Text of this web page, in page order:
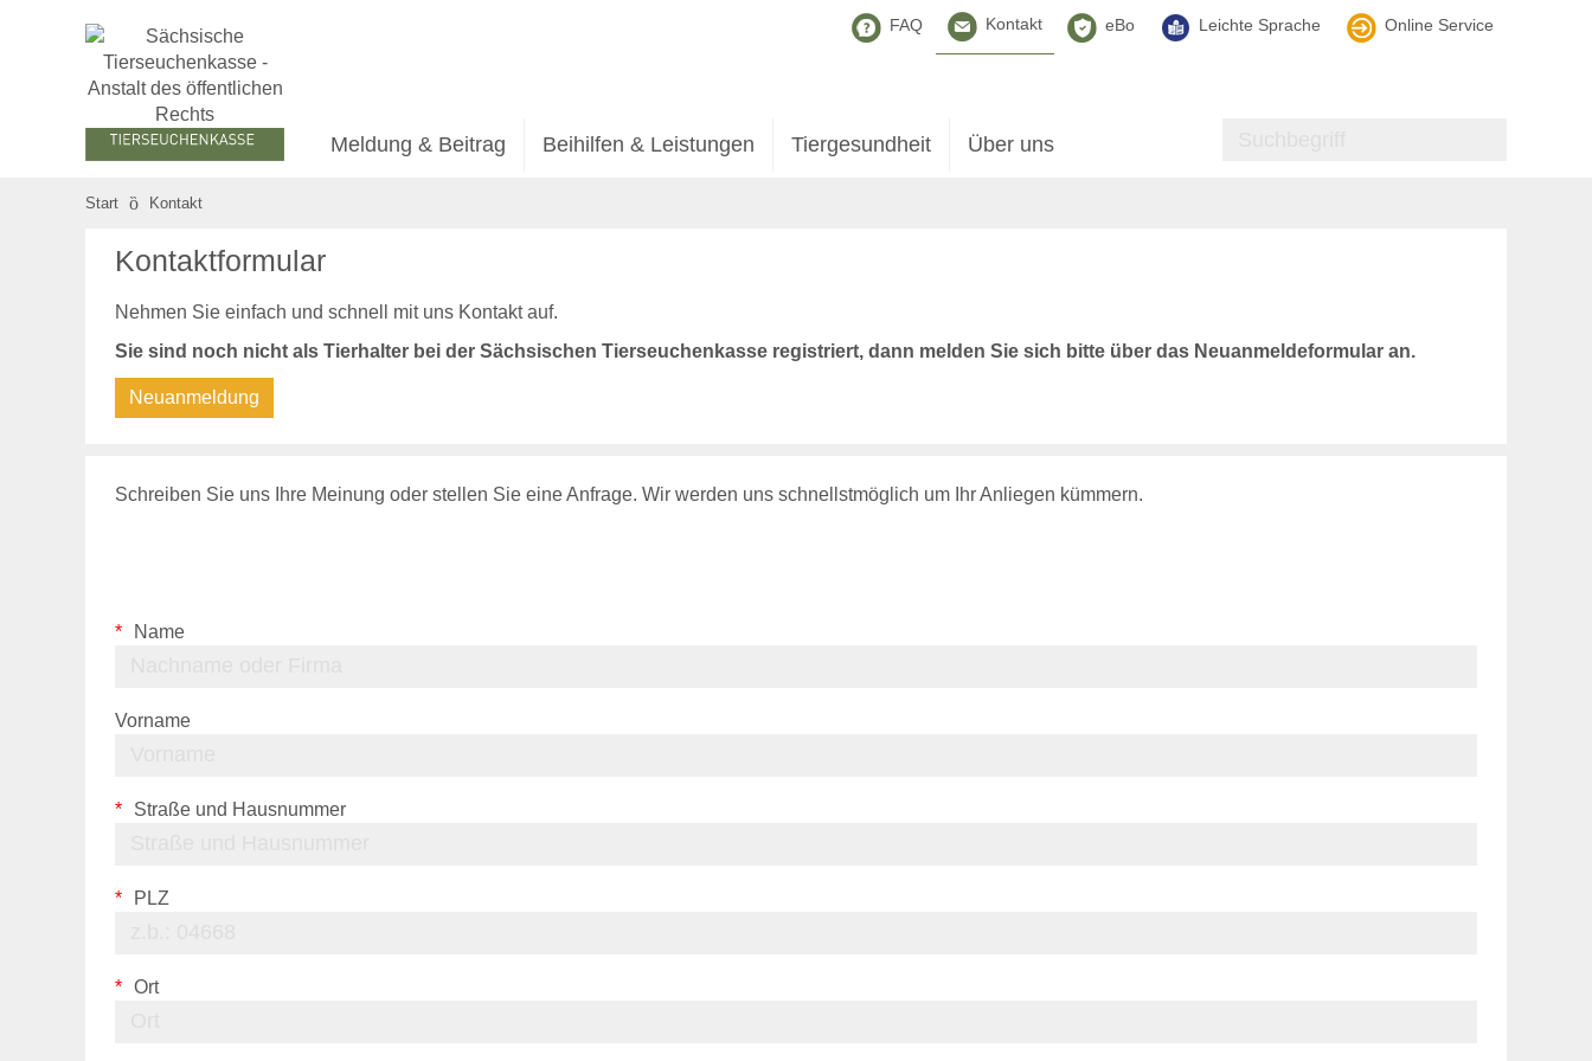
FAQ Kontakt eBo Leichte Sprache Online Service
Meldung & Beitrag Beihilfen & Leistungen Tiergesundheit Über uns
Start Kontakt
Kontaktformular
Nehmen Sie einfach und schnell mit uns Kontakt auf.
Sie sind noch nicht als Tierhalter bei der Sächsischen Tierseuchenkasse registriert, dann melden Sie sich bitte über das Neuanmeldeformular an.
Neuanmeldung
Schreiben Sie uns Ihre Meinung oder stellen Sie eine Anfrage. Wir werden uns schnellstmöglich um Ihr Anliegen kümmern.
Name
Vorname
Straße und Hausnummer
PLZ
Ort